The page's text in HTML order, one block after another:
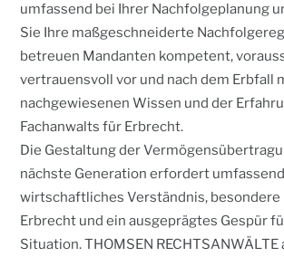
umfassend bei Ihrer Nachfolgeplanung
Sie Ihre maßgeschneiderte
betreuen Mandanten kompetent,
vertrauensvoll vor und nach dem Erbfall
nachgewiesenen Wissen und der
Fachanwalts für Erbrecht.
Die Gestaltung der
nächste Generation erfordert
wirtschaftliches Verständnis, besondere
Erbrecht und ein ausgeprägtes Gespür
Situation. THOMSEN